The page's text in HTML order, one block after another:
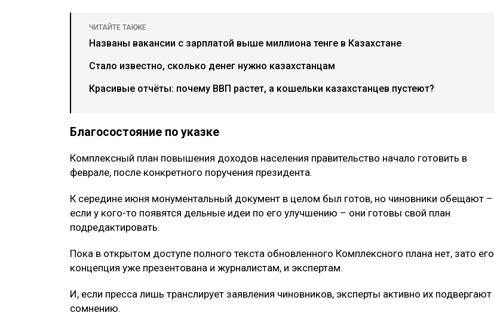
ЧИТАЙТЕ ТАКЖЕ
Названы вакансии с зарплатой выше миллиона тенге в Казахстане
Стало известно, сколько денег нужно казахстанцам
Красивые отчёты: почему ВВП растет, а кошельки казахстанцев пустеют?
Благосостояние по указке
Комплексный план повышения доходов населения правительство начало готовить в
феврале, после конкретного поручения президента.
К середине июня монументальный документ в целом был готов, но чиновники обещают –
если у кого-то появятся дельные идеи по его улучшению – они готовы свой план
подредактировать.
Пока в открытом доступе полного текста обновленного Комплексного плана нет, зато его
концепция уже презентована и журналистам, и экспертам.
И, если пресса лишь транслирует заявления чиновников, эксперты активно их подвергают
сомнению.